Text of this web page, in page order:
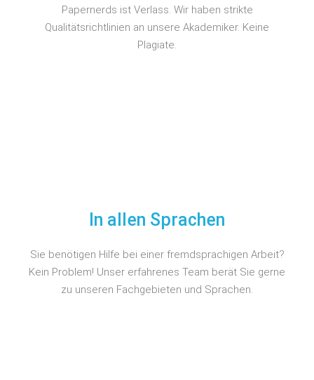
Papernerds ist Verlass. Wir haben strikte
Qualitätsrichtlinien an unsere Akademiker. Keine
Plagiate.
In allen Sprachen
Sie benötigen Hilfe bei einer fremdsprachigen Arbeit?
Kein Problem! Unser erfahrenes Team berät Sie gerne
zu unseren Fachgebieten und Sprachen.